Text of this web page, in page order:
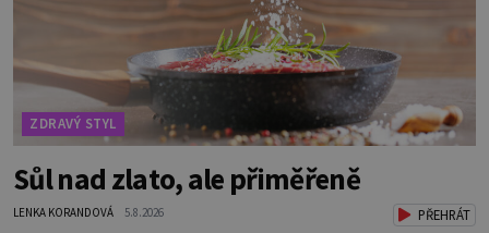
ZDRAVÝ STYL
Sůl nad zlato, ale přiměřeně
LENKA KORANDOVÁ 5.8.2026 PŘEHRÁT